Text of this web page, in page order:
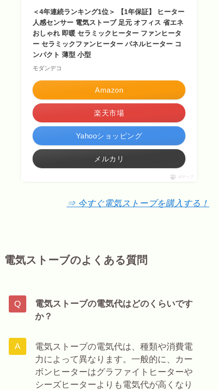
＜4年連続ランキング1位＞ 【1年保証】 ヒーター
人感センサー 電気ストーブ 足元 オフィス 省エネ
おしゃれ 即暖 セラミックヒーター ファンヒータ
ー セラミックファンヒーター パネルヒーター コ
ンパクト 薄型 小型
モダンデコ
Amazon
楽天市場
Yahooショッピング
メルカリ
ポチップ
⇒ 今すぐ電気ストーブを購入する！
電気ストーブのよくある質問
電気ストーブの電気代はどのくらいです
か？
電気ストーブの電気代は、種類や消費電
力によって異なります。一般的に、カー
ボンヒーターはグラファイトヒーターや
シーズヒーターよりも電気代が高くなり